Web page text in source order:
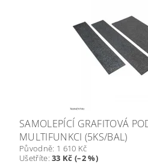
SAMOLEPÍCÍ GRAFITOVÁ
MULTIFUNKCI (5KS/BAL)
Původně: 1 610 Kč
Ušetříte:33 Kč (–2 %)